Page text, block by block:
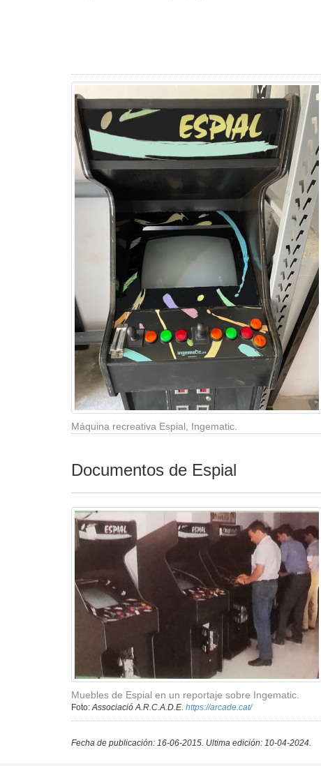
Máquina recreativa Espial, Ingematic.
Documentos de Espial
Muebles de Espial en un reportaje sobre Ingematic.
Foto:Associació A.R.C.A.D.E. https://arcade.cat/
Fecha de publicación: 16-06-2015. Ultima edición: 10-04-2024.